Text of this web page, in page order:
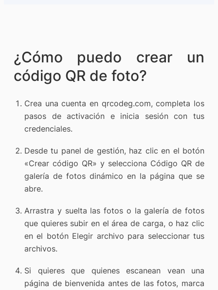
¿Cómo puedo crear un
código QR de foto?
Crea una cuenta en qrcodeg.com, completa los
pasos de activación e inicia sesión con tus
credenciales.
Desde tu panel de gestión, haz clic en el botón
«Crear código QR» y selecciona Código QR de
galería de fotos dinámico en la página que se
abre.
Arrastra y suelta las fotos o la galería de fotos
que quieres subir en el área de carga, o haz clic
en el botón Elegir archivo para seleccionar tus
archivos.
Si quieres que quienes escanean vean una
página de bienvenida antes de las fotos, marca